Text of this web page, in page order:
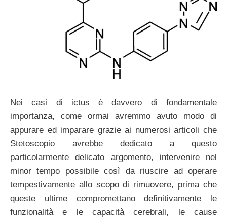
Nei casi di ictus è davvero di fondamentale
importanza, come ormai avremmo avuto modo di
appurare ed imparare grazie ai numerosi articoli che
Stetoscopio avrebbe dedicato a questo
particolarmente delicato argomento, intervenire nel
minor tempo possibile così da riuscire ad operare
tempestivamente allo scopo di rimuovere, prima che
queste ultime compromettano definitivamente le
funzionalità e le capacità cerebrali, le cause